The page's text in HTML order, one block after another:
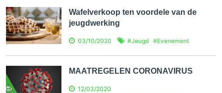
Wafelverkoop ten voordele van de
jeugdwerking
03/10/2020 #Jeugd #Evenement
MAATREGELEN CORONAVIRUS
12/03/2020